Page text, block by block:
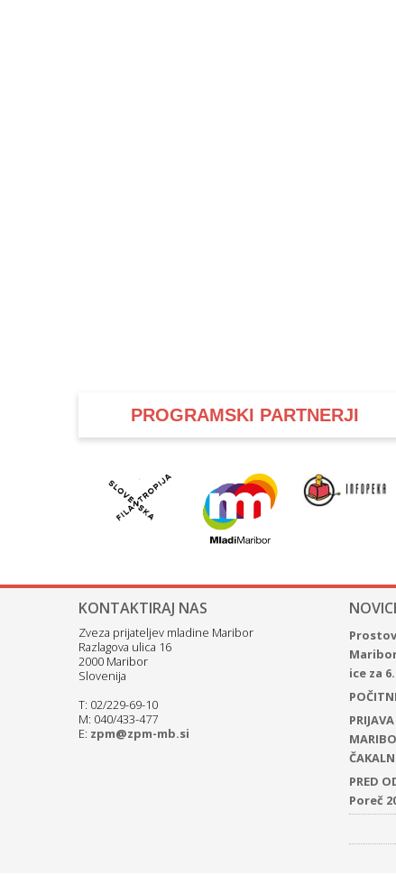
PROGRAMSKI PARTNERJI
KONTAKTIRAJ NAS
Zveza prijateljev mladine Maribor
Razlagova ulica 16
2000 Maribor
Slovenija
T: 02/229-69-10
M: 040/433-477
E: zpm@zpm-mb.si
ice za
PRED
Poreč